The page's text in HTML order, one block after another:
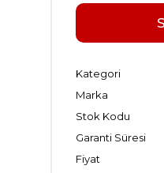
Kategori
Marka
Stok Kodu
Garanti Süresi
Fiyat